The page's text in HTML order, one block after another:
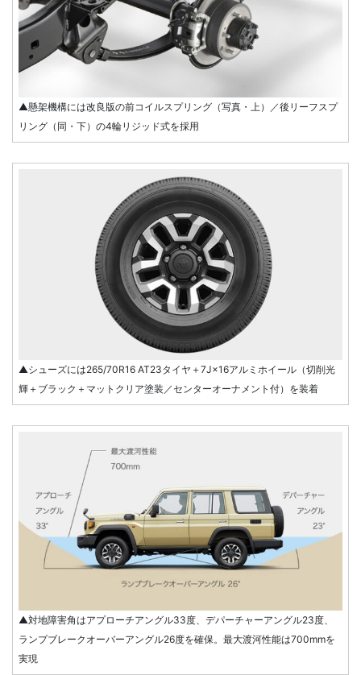
▲懸架機構には改良版の前コイルスプリング（写真・上）／後リーフスプ
リング（同・下）の4輪リジッド式を採用
▲シューズには265/70R16 AT23タイヤ＋7J×16アルミホイール（切削光
輝＋ブラック＋マットクリア塗装／センターオーナメント付）を装着
▲対地障害角はアプローチアングル33度、デパーチャーアングル23度、
ランプブレークオーバーアングル26度を確保。最大渡河性能は700mmを
実現